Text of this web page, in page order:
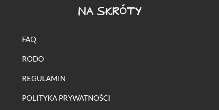
NA SKRÓTY
FAQ
RODO
REGULAMIN
POLITYKA PRYWATNOŚCI